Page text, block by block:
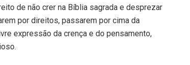
de não crer na Bíblia sagrada e desprezar
por direitos, passarem por cima da
expressão da crença e do pensamento,